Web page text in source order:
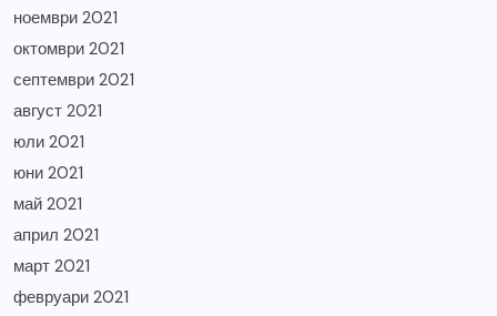
ноември 2021
октомври 2021
септември 2021
август 2021
юли 2021
юни 2021
май 2021
април 2021
март 2021
февруари 2021